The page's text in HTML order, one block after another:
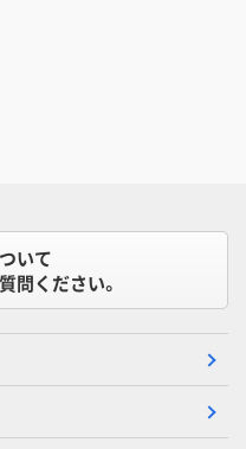
いて
問ください。